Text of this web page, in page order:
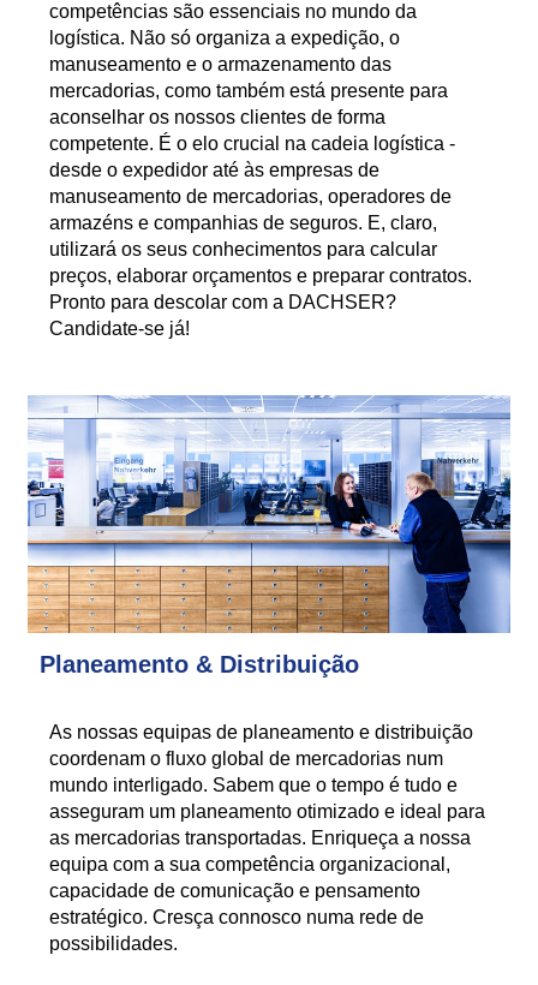
competências são essenciais no mundo da
logística. Não só organiza a expedição, o
manuseamento e o armazenamento das
mercadorias, como também está presente para
aconselhar os nossos clientes de forma
competente. É o elo crucial na cadeia logística -
desde o expedidor até às empresas de
manuseamento de mercadorias, operadores de
armazéns e companhias de seguros. E, claro,
utilizará os seus conhecimentos para calcular
preços, elaborar orçamentos e preparar contratos.
Pronto para descolar com a DACHSER?
Candidate-se já!
Planeamento & Distribuição
As nossas equipas de planeamento e distribuição
coordenam o fluxo global de mercadorias num
mundo interligado. Sabem que o tempo é tudo e
asseguram um planeamento otimizado e ideal para
as mercadorias transportadas. Enriqueça a nossa
equipa com a sua competência organizacional,
capacidade de comunicação e pensamento
estratégico. Cresça connosco numa rede de
possibilidades.